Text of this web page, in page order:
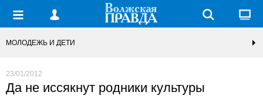
МОЛОДЕЖЬ И ДЕТИ
23/01/2012
Да не иссякнут родники культуры